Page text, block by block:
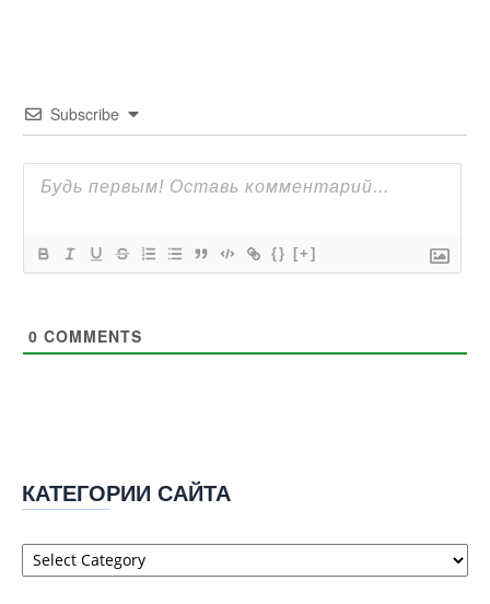
Subscribe
{} [+]
0 COMMENTS
КАТЕГОРИИ САЙТА
Категории
сайта